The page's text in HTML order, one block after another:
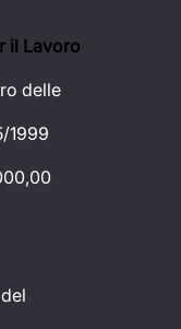
il Lavoro
delle
1999